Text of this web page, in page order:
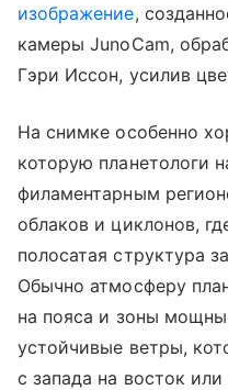
изображение,
камеры JunoCam,
Гэри Иссон, усилив
На снимке особенно
которую планетологи
филаментарным
облаков и циклонов,
полосатая структура
Обычно атмосферу
на пояса и зоны
устойчивые ветры,
с запада на восток